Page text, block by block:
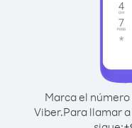
Marca el
Viber.Para llamar